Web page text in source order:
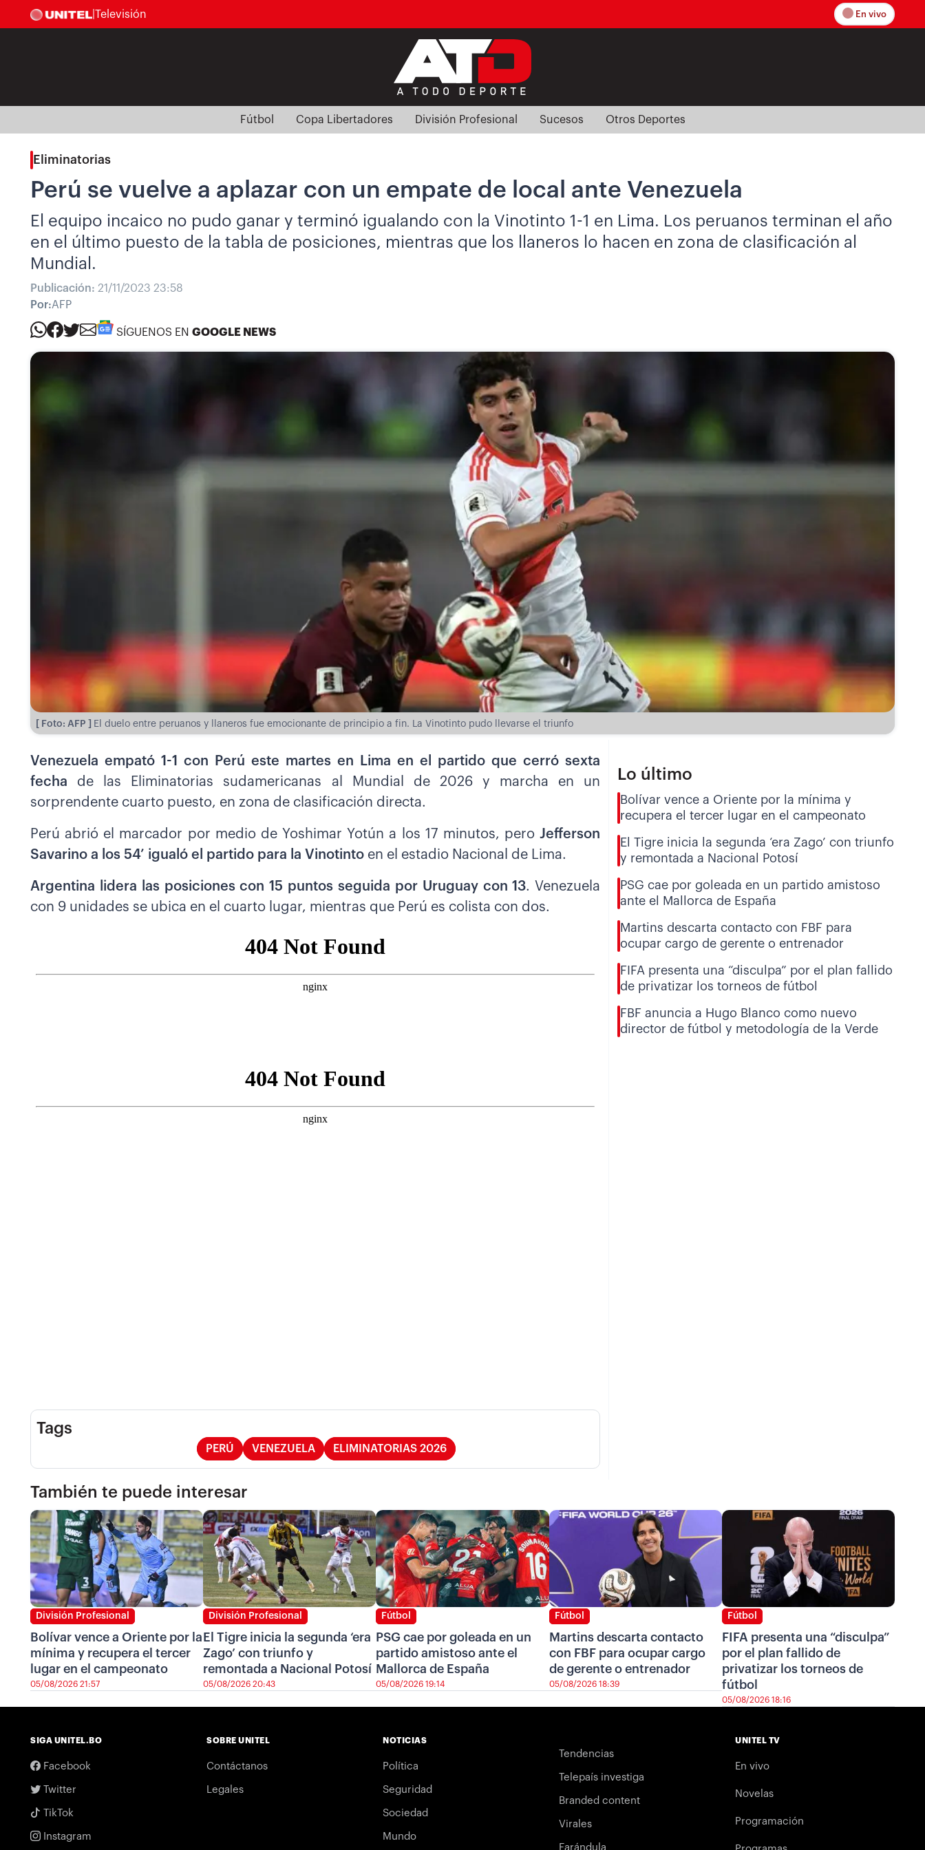
Televisión En vivo
Fútbol Copa Libertadores División Profesional Sucesos Otros Deportes
Eliminatorias
Perú se vuelve a aplazar con un empate de local ante Venezuela
El equipo incaico no pudo ganar y terminó igualando con la Vinotinto 1-1 en Lima. Los peruanos terminan el año
en el último puesto de la tabla de posiciones, mientras que los llaneros lo hacen en zona de clasificación al
Mundial.
Publicación: 21/11/2023 23:58
Por:AFP
SÍGUENOS EN GOOGLE NEWS
[ Foto: AFP ] El duelo entre peruanos y llaneros fue emocionante de principio a fin. La Vinotinto pudo llevarse el triunfo
Venezuela empató 1-1 con Perú este martes en Lima en el partido que cerró sexta
fecha de las Eliminatorias sudamericanas al Mundial de 2026 y marcha en un
sorprendente cuarto puesto, en zona de clasificación directa.
Perú abrió el marcador por medio de Yoshimar Yotún a los 17 minutos, peroJefferson
Savarino a los 54’ igualó el partido para la Vinotinto en el estadio Nacional de Lima.
Argentina lidera las posiciones con 15 puntos seguida por Uruguay con 13. Venezuela
con 9 unidades se ubica en el cuarto lugar, mientras que Perú es colista con dos.
Tags
PERÚ VENEZUELA ELIMINATORIAS 2026
Lo último
Bolívar vence a Oriente por la mínima y
recupera el tercer lugar en el campeonato
El Tigre inicia la segunda ‘era Zago’ con triunfo
y remontada a Nacional Potosí
PSG cae por goleada en un partido amistoso
ante el Mallorca de España
Martins descarta contacto con FBF para
ocupar cargo de gerente o entrenador
FIFA presenta una “disculpa” por el plan fallido
de privatizar los torneos de fútbol
FBF anuncia a Hugo Blanco como nuevo
director de fútbol y metodología de la Verde
También te puede interesar
División Profesional
Bolívar vence a Oriente por la
mínima y recupera el tercer
lugar en el campeonato
05/08/2026 21:57
División Profesional
El Tigre inicia la segunda ‘era
Zago’ con triunfo y
remontada a Nacional Potosí
05/08/2026 20:43
Fútbol
PSG cae por goleada en un
partido amistoso ante el
Mallorca de España
05/08/2026 19:14
Fútbol
Martins descarta contacto
con FBF para ocupar cargo
de gerente o entrenador
05/08/2026 18:39
Fútbol
FIFA presenta una “disculpa”
por el plan fallido de
privatizar los torneos de
fútbol
05/08/2026 18:16
SIGA UNITEL.BO
Facebook
Twitter
TikTok
Instagram
SOBRE UNITEL
Contáctanos
Legales
NOTICIAS
Política
Seguridad
Sociedad
Mundo
Tendencias
Telepaís investiga
Branded content
Virales
Farándula
UNITEL TV
En vivo
Novelas
Programación